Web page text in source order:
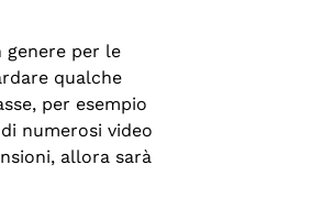
genere per le
qualche
per esempio
numerosi video
allora sarà